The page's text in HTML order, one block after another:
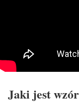
Jaki jest